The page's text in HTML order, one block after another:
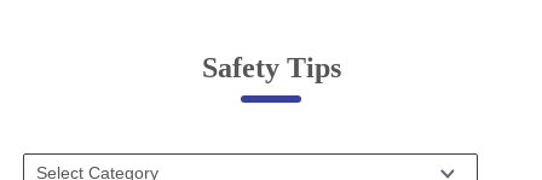
Online Complaint
Servant Information
Safety Tips